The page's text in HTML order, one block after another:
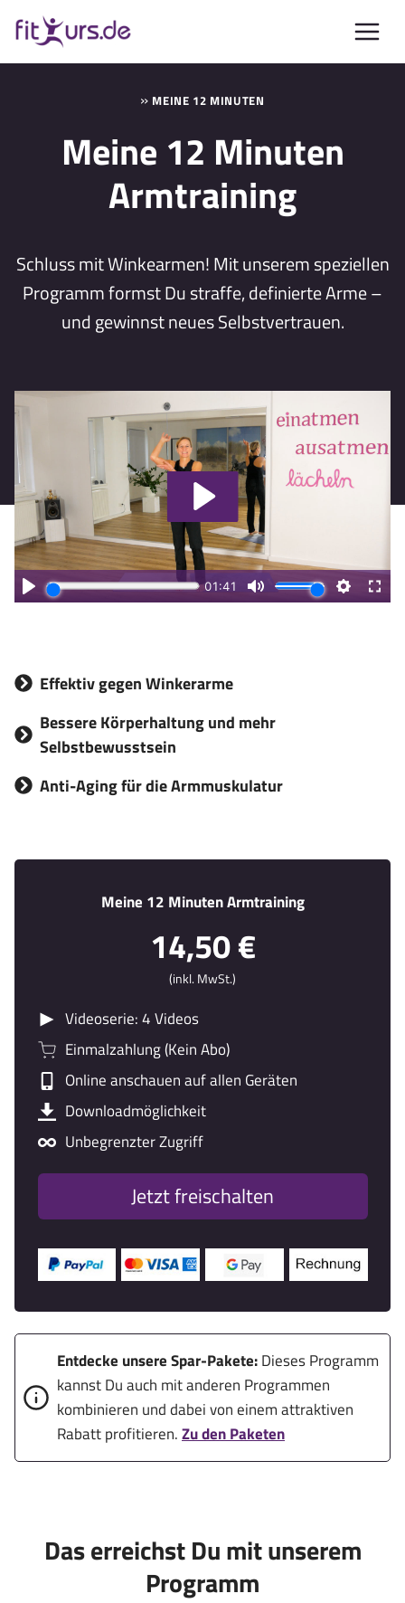
Inhalt
springen
» MEINE 12 MINUTEN
Meine 12 Minuten
Armtraining
Schluss mit Winkearmen! Mit unserem speziellen
Programm formst Du straffe, definierte Arme –
und gewinnst neues Selbstvertrauen.
Effektiv gegen Winkerarme
Bessere Körperhaltung und mehr
Selbstbewusstsein
Anti-Aging für die Armmuskulatur
Meine 12 Minuten Armtraining
14,50 €
(inkl. MwSt.)
Videoserie: 4 Videos
Einmalzahlung (Kein Abo)
Online anschauen auf allen Geräten
Downloadmöglichkeit
Unbegrenzter Zugriff
Jetzt freischalten
Entdecke unsere Spar-Pakete:Dieses Programm
kannst Du auch mit anderen Programmen
kombinieren und dabei von einem attraktiven
Rabatt profitieren.Zu den Paketen
Das erreichst Du mit unserem
Programm